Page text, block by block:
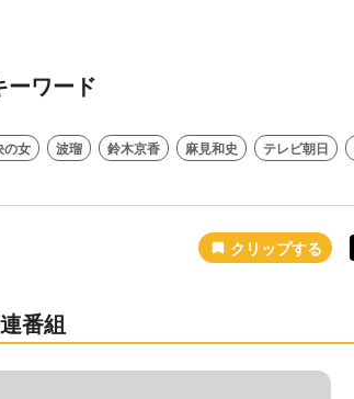
ーワード
の女 波瑠 鈴木京香 麻見和史 テレビ朝日
番組